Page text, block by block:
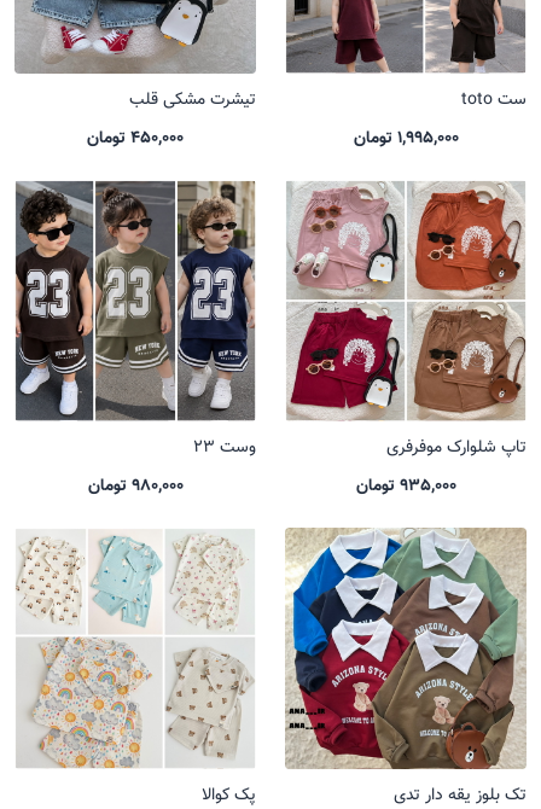
ست toto
1,995,000 تومان
تیشرت مشکی قلب
450,000 تومان
تاپ شلوارک موفرفری
935,000 تومان
وست 23
980,000 تومان
تک بلوز یقه دار تدی
پک کوالا